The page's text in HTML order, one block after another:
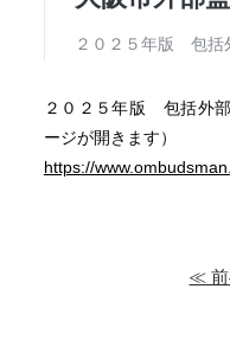
２０２５年版 包括外
ージが開きます）
https://
≪ 前